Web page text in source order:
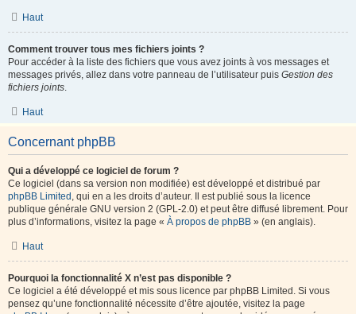
Haut
Comment trouver tous mes fichiers joints ?
Pour accéder à la liste des fichiers que vous avez joints à vos messages et
messages privés, allez dans votre panneau de l’utilisateur puis Gestion des
fichiers joints.
Haut
Concernant phpBB
Qui a développé ce logiciel de forum ?
Ce logiciel (dans sa version non modifiée) est développé et distribué par
phpBB Limited , qui en a les droits d’auteur. Il est publié sous la licence
publique générale GNU version 2 (GPL-2.0) et peut être diffusé librement. Pour
plus d’informations, visitez la page « À propos de phpBB » (en anglais).
Haut
Pourquoi la fonctionnalité X n’est pas disponible ?
Ce logiciel a été développé et mis sous licence par phpBB Limited. Si vous
pensez qu’une fonctionnalité nécessite d’être ajoutée, visitez la page